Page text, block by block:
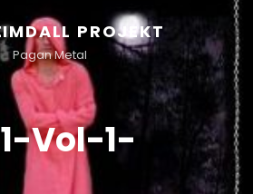
PROJEKT
Pagan Metal
Vol-1-